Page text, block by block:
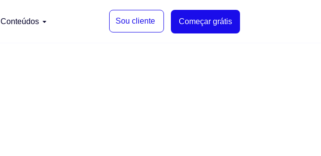
Conteúdos Sou cliente Começar grátis